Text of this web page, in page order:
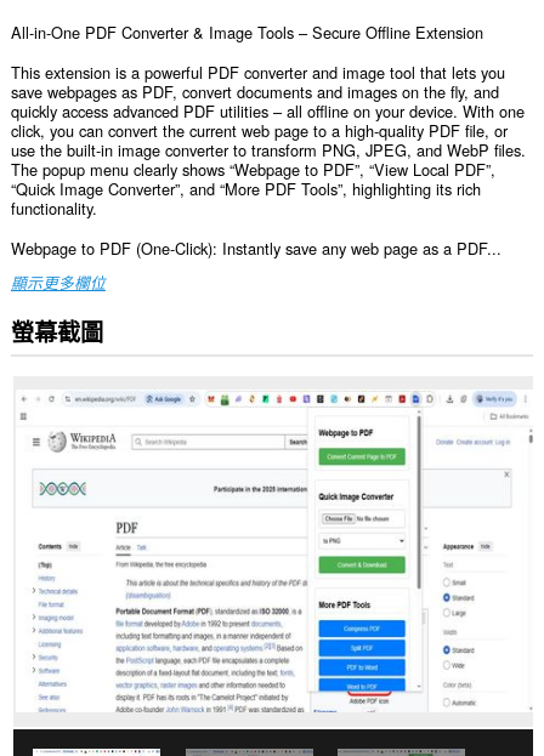
All-in-One PDF Converter & Image Tools – Secure Offline Extension
This extension is a powerful PDF converter and image tool that lets you
save webpages as PDF, convert documents and images on the fly, and
quickly access advanced PDF utilities – all offline on your device. With one
click, you can convert the current web page to a high-quality PDF file, or
use the built-in image converter to transform PNG, JPEG, and WebP files.
The popup menu clearly shows “Webpage to PDF”, “View Local PDF”,
“Quick Image Converter”, and “More PDF Tools”, highlighting its rich
functionality.
Webpage to PDF (One-Click): Instantly save any web page as a PDF...
顯示更多欄位
螢幕截圖